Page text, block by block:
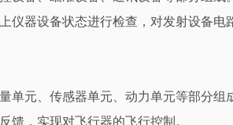
器设备状态进行检查，对发射设备
元、传感器单元、动力单元等部分
馈，实现对飞行器的飞行控制。